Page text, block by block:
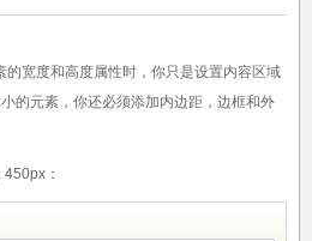
的宽度和高度属性时，你只是设置内容区域
的元素，你还必须添加内边距，边框和外
：